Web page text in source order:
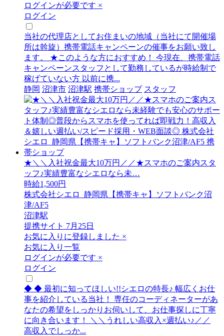
ログインが必要です ×
ログイン
当社の代理店としてお住まいの地域（当社にて開催場
所は斡旋）携帯電話キャンペーンの催事をお願い致し
ます。 ★このような方におすすめ！ 今現在、携帯電話
キャンペーンスタッフとして勤務しているが時給制で
稼げていない方 以前に携...
静岡 沼津市 沼津駅 携帯ショップ スタッフ
★＼＼入社祝金最大10万円／／★スマホのご案内スタ
ッフ♪実績豊富なシエロなら未…
時給1,500円
株式会社シエロ_静岡県【携帯キャ】ソフトバンク沼
津/AF5
沼津駅
提携サイト 7月25日
お気に入りに登録しました ×
お気に入り一覧
ログインが必要です ×
ログイン
◆ ◆ 最初に知ってほしい!!シエロの特長♪ 幅広くお仕
事を紹介している当社！ 専任のコーディネーターがあ
なたの希望をしっかりお伺いして、お仕事探しに丁寧
に向き合います！ ＼＼うれしい高収入×週払い♪／／
高収入でしっか...